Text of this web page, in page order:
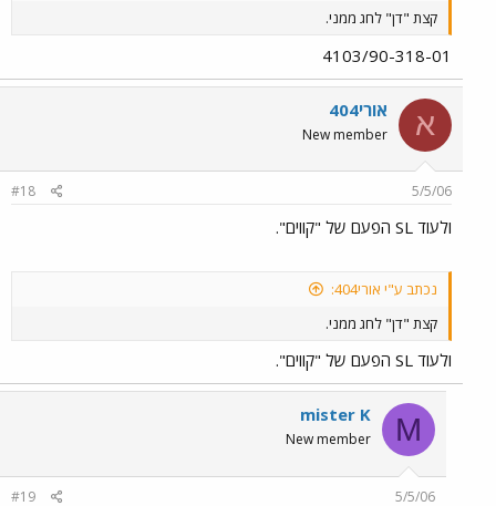
קצת "דן" לחג ממני.
4103/90-318-01
א אורי404
New member
5/5/06
#18
ולעוד SL הפעם של "קווים".
נכתב ע"י אורי404:
קצת "דן" לחג ממני.
ולעוד SL הפעם של "קווים".
M
mister K
New member
5/5/06
#19